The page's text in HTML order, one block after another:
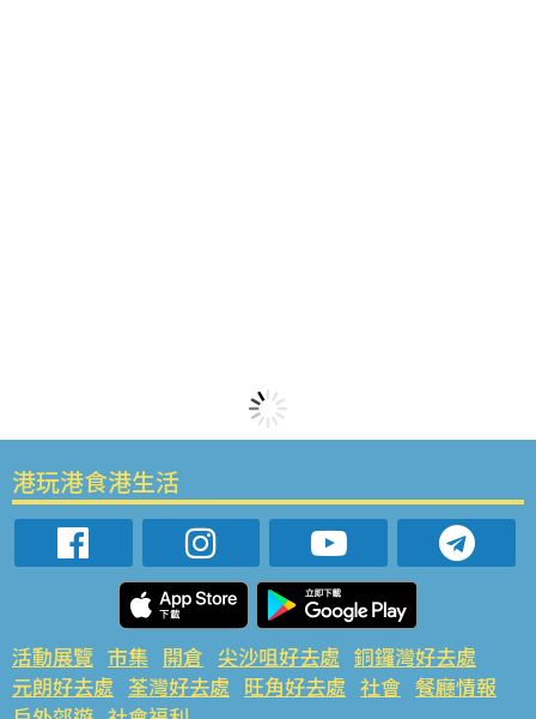
港玩港食港生活
活動展覽 市集 開倉 尖沙咀好去處 銅鑼灣好去處
元朗好去處 荃灣好去處 旺角好去處 社會 餐廳情報